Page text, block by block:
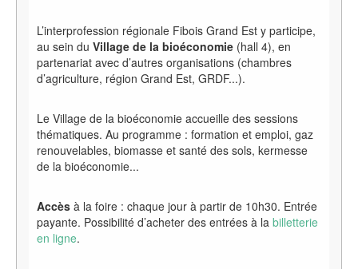
L’interprofession régionale Fibois Grand Est y participe,
au sein du Village de la bioéconomie (hall 4), en
partenariat avec d’autres organisations (chambres
d’agriculture, région Grand Est, GRDF...).
Le Village de la bioéconomie accueille des sessions
thématiques. Au programme : formation et emploi, gaz
renouvelables, biomasse et santé des sols, kermesse
de la bioéconomie...
Accès à la foire : chaque jour à partir de 10h30. Entrée
payante. Possibilité d’acheter des entrées à la billetterie
en ligne.